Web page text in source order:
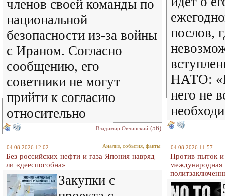
членов своей команды по
национальной
безопасности из-за войны
с Ираном. Согласно
сообщению, его
советники не могут
прийти к согласию
относительно
Владимир Овчинский (56)
послов,
НАТО:
него не
04.08.2026 12:02 Анализ, события, факты
Без российских нефти и газа Япония навряд
ли «дееспособна»
Закупки с
04.08.2026 11:57
Против пыток и
международная